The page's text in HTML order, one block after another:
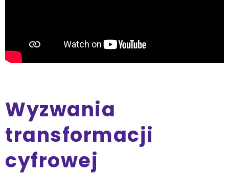
Wyzwania
transformacji
cyfrowej